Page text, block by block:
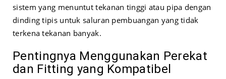
sistem yang menuntut tekanan tinggi atau pipa dengan
dinding tipis untuk saluran pembuangan yang tidak
terkena tekanan banyak.
Pentingnya Menggunakan Perekat
dan Fitting yang Kompatibel